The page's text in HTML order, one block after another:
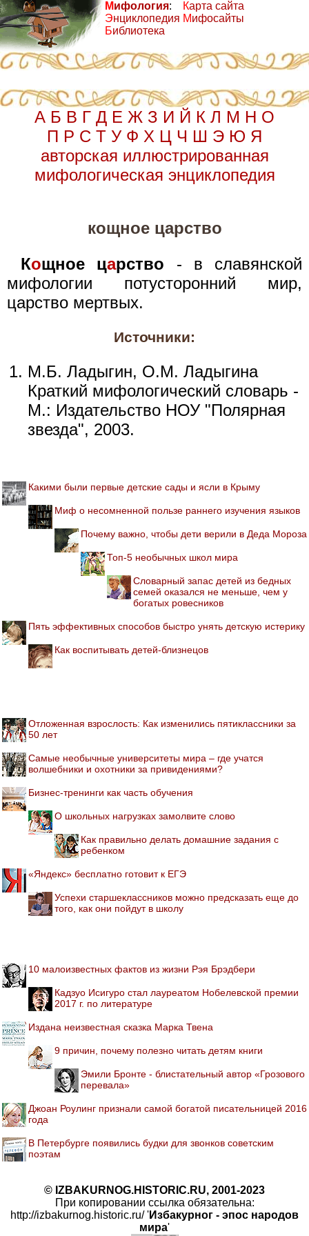
Мифология:
Энциклопедия
Библиотека
Карта сайта
Мифосайты
А Б В Г Д Е Ж З И Й К Л М Н О
П Р С Т У Ф Х Ц Ч Ш Э Ю Я
авторская иллюстрированная
мифологическая энциклопедия
кощное царство
Кощное царство - в славянской
мифологии потусторонний мир,
царство мертвых.
Источники:
М.Б. Ладыгин, О.М. Ладыгина
Краткий мифологический словарь -
М.: Издательство НОУ "Полярная
звезда", 2003.
Какими были первые детские сады и ясли в Крыму
Миф о несомненной пользе раннего изучения языков
Почему важно, чтобы дети верили в Деда Мороза
Топ-5 необычных школ мира
Словарный запас детей из бедных
семей оказался не меньше, чем у
богатых ровесников
Пять эффективных способов быстро унять детскую истерику
Как воспитывать детей-близнецов
Отложенная взрослость: Как изменились пятиклассники за
50 лет
Самые необычные университеты мира – где учатся
волшебники и охотники за привидениями?
Бизнес-тренинги как часть обучения
О школьных нагрузках замолвите слово
Как правильно делать домашние задания с
ребенком
«Яндекс» бесплатно готовит к ЕГЭ
Успехи старшеклассников можно предсказать еще до
того, как они пойдут в школу
10 малоизвестных фактов из жизни Рэя Брэдбери
Кадзуо Исигуро стал лауреатом Нобелевской премии
2017 г. по литературе
Издана неизвестная сказка Марка Твена
9 причин, почему полезно читать детям книги
Эмили Бронте - блистательный автор «Грозового
перевала»
Джоан Роулинг признали самой богатой писательницей 2016
года
В Петербурге появились будки для звонков советским
поэтам
© IZBAKURNOG.HISTORIC.RU, 2001-2023
При копировании ссылка обязательна:
http://izbakurnog.historic.ru/ 'Избакурног - эпос народов
мира'